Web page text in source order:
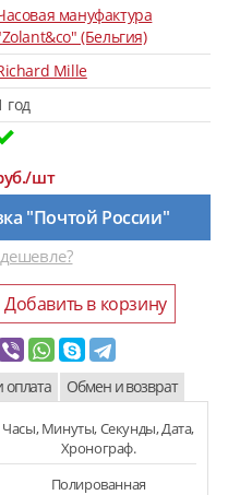
мануфактура
(Бельгия)
Mille
год
шт
"Почтой России"
Добавить в корзину
оплата Обмен и возврат
Часы, Минуты, Секунды, Дата,
Хронограф.
Полированная